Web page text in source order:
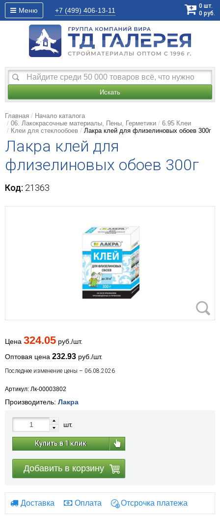
Меню +7 (499) 406-13-11
0 шт.
0 руб.
Искать
Главная
Начало каталога
06. Лакокрасочные материалы, Пены, Герметики
6.95 Клеи
Клеи для стеклообоев
Лакра клей для флизелиновых обоев 300г
Лакра клей для
флизелиновых обоев 300г
Код: 21363
Цена 324.05 руб./шт.
Оптовая цена 232.93 руб./шт.
Последнее изменение цены – 06.08.2026
Артикул: Лк-00003802
Производитель: Лакра
шт.
Купить в 1 клик
Добавить в корзину
Доставка Оплата Отсрочка платежа